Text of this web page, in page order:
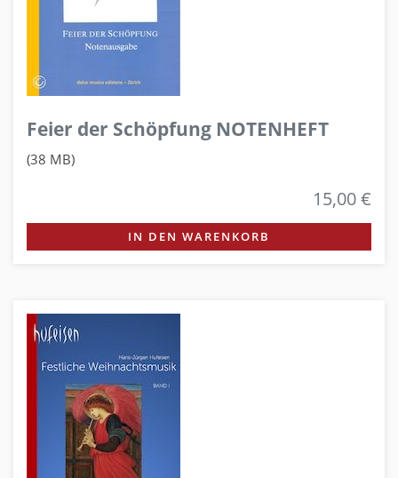
Feier der Schöpfung NOTENHEFT
(38 MB)
15,00 €
IN DEN WARENKORB